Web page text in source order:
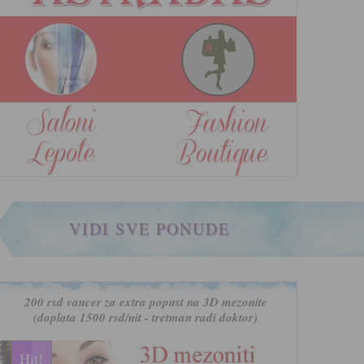
VIDI SVE PONUDE
200 rsd vaucer za extra popust na 3D mezonite
(doplata 1500 rsd/nit - tretman radi doktor)
Hit!